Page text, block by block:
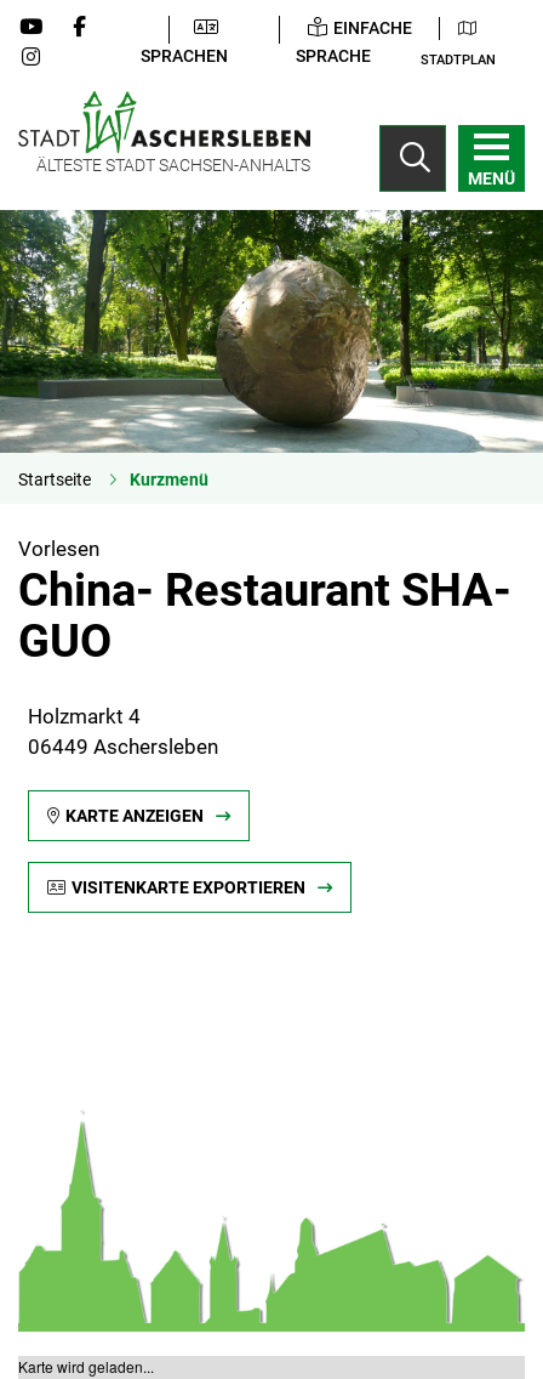
SPRACHEN
EINFACHE
SPRACHE
STADTPLAN
ÄLTESTE STADT SACHSEN-ANHALTS
MENÜ
Startseite Kurzmenü
Vorlesen
China- Restaurant SHA-
GUO
Holzmarkt 4
06449 Aschersleben
KARTE ANZEIGEN
VISITENKARTE EXPORTIEREN
Karte wird geladen...